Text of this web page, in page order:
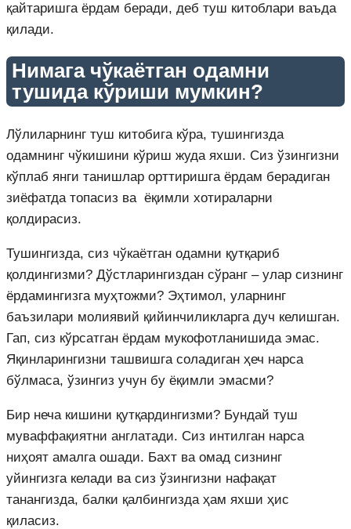
қайтаришга ёрдам беради, деб туш китоблари ваъда
қилади.
Нимага чўкаётган одамни
тушида кўриши мумкин?
Лўлиларнинг туш китобига кўра, тушингизда
одамнинг чўкишини кўриш жуда яхши. Сиз ўзингизни
кўплаб янги танишлар орттиришга ёрдам берадиган
зиёфатда топасиз ва ёқимли хотираларни
қолдирасиз.
Тушингизда, сиз чўкаётган одамни қутқариб
қолдингизми? Дўстларингиздан сўранг – улар сизнинг
ёрдамингизга муҳтожми? Эҳтимол, уларнинг
баъзилари молиявий қийинчиликларга дуч келишган.
Гап, сиз кўрсатган ёрдам мукофотланишида эмас.
Яқинларингизни ташвишга соладиган ҳеч нарса
бўлмаса, ўзингиз учун бу ёқимли эмасми?
Бир неча кишини қутқардингизми? Бундай туш
муваффақиятни англатади. Сиз интилган нарса
ниҳоят амалга ошади. Бахт ва омад сизнинг
уйингизга келади ва сиз ўзингизни нафақат
танангизда, балки қалбингизда ҳам яхши ҳис
қиласиз.